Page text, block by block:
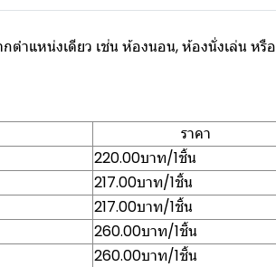
ำแหน่งเดียว เช่น ห้องนอน, ห้องนั่งเล่น หรือ
ราคา
220.00บาท/1ชิ้น
217.00บาท/1ชิ้น
217.00บาท/1ชิ้น
260.00บาท/1ชิ้น
260.00บาท/1ชิ้น